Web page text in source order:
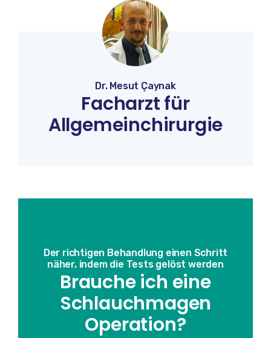
Dr. Mesut Çaynak
Facharzt für
Allgemeinchirurgie
Der richtigen Behandlung einen Schritt
näher, indem die Tests gelöst werden
Brauche ich eine
Schlauchmagen
Operation?